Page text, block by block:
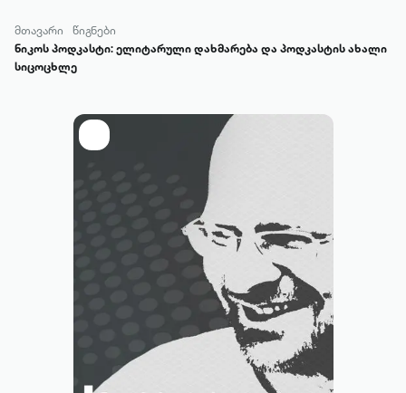
მთავარი
წიგნები
ნიკოს პოდკასტი: ელიტარული დახმარება და პოდკასტის ახალი
სიცოცხლე